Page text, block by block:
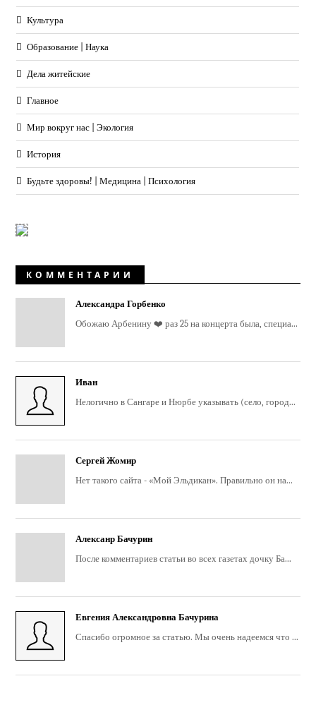
Культура
Образование | Наука
Дела житейские
Главное
Мир вокруг нас | Экология
История
Будьте здоровы! | Медицина | Психология
КОММЕНТАРИИ
Александра Горбенко
Обожаю Арбенину ❤️ раз 25 на концерта была, специа...
Иван
Нелогично в Сангаре и Нюрбе указывать (село, город...
Сергей Жомир
Нет такого сайта - «Мой Эльдикан». Правильно он на...
Алексанр Бачурин
После комментариев статьи во всех газетах дочку Ба...
Евгения Александровна Бачурина
Спасибо огромное за статью. Мы очень надеемся что ...